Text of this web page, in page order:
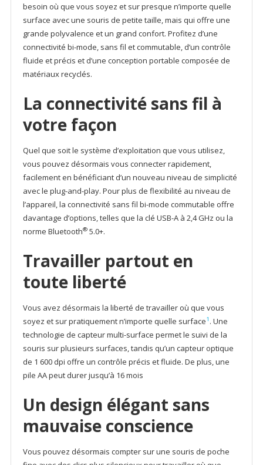
besoin où que vous soyez et sur presque n’importe quelle
surface avec une souris de petite taille, mais qui offre une
grande polyvalence et un grand confort. Profitez d’une
connectivité bi-mode, sans fil et commutable, d’un contrôle
fluide et précis et d’une conception portable composée de
matériaux recyclés.
La connectivité sans fil à
votre façon
Quel que soit le système d’exploitation que vous utilisez,
vous pouvez désormais vous connecter rapidement,
facilement en bénéficiant d’un nouveau niveau de simplicité
avec le plug-and-play. Pour plus de flexibilité au niveau de
l’appareil, la connectivité sans fil bi-mode commutable offre
davantage d’options, telles que la clé USB-A à 2,4 GHz ou la
norme Bluetooth®5.0+.
Travailler partout en
toute liberté
Vous avez désormais la liberté de travailler où que vous
soyez et sur pratiquement n’importe quelle surface1 . Une
technologie de capteur multi-surface permet le suivi de la
souris sur plusieurs surfaces, tandis qu’un capteur optique
de 1 600 dpi offre un contrôle précis et fluide. De plus, une
pile AA peut durer jusqu’à 16 mois
Un design élégant sans
mauvaise conscience
Vous pouvez désormais compter sur une souris de poche